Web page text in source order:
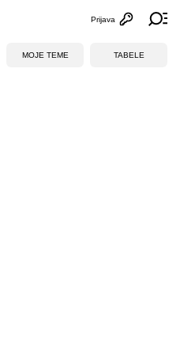
Otvori
Prijava
MOJE TEME TABELE